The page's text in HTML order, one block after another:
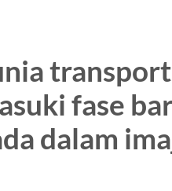
fase
dalam